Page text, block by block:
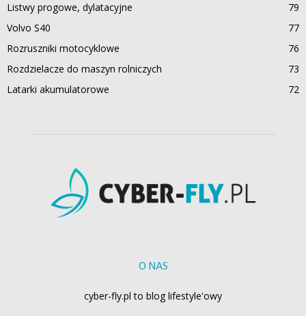
Listwy progowe, dylatacyjne
79
Volvo S40
77
Rozruszniki motocyklowe
76
Rozdzielacze do maszyn rolniczych
73
Latarki akumulatorowe
72
O NAS
cyber-fly.pl to blog lifestyle'owy